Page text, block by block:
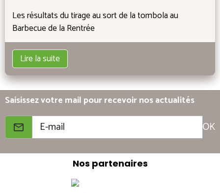
Les résultats du tirage au sort de la tombola au
Barbecue de la Rentrée
Lire la suite
Saisissez votre mail pour recevoir nos actualités
OK
Nos partenaires